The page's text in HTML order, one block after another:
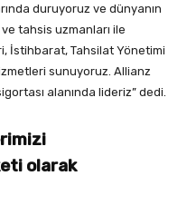
duruyoruz ve dünyanın
tahsis uzmanları ile
İstihbarat, Tahsilat Yönetimi
sunuyoruz. Allianz
alanında lideriz” dedi.
olarak